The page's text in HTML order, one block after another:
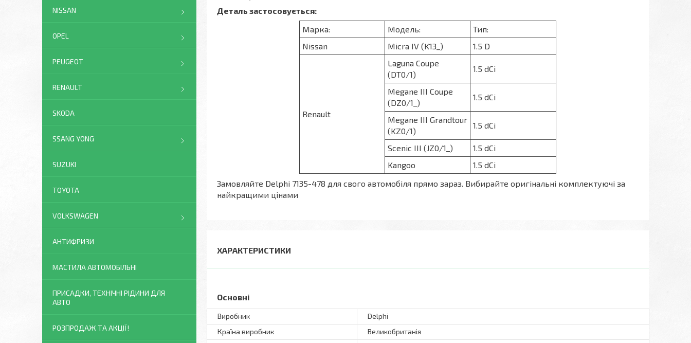
Деталь застосовується:
Марка:
Модель:
Тип:
Nissan
Micra IV (K13_) 1.5 D
Renault
Laguna Coupe
(DT0/1)
1.5 dCi
Megane III Coupe
(DZ0/1_)
1.5 dCi
Megane III Grandtour
(KZ0/1)
1.5 dCi
Scenic III (JZ0/1_)
1.5 dCi
Kangoo
1.5 dCi
Замовляйте Delphi 7135-478 для свого автомобіля прямо зараз. Вибирайте оригінальні комплектуючі за
найкращими цінами
ХАРАКТЕРИСТИКИ
Основні
Виробник
Delphi
Країна виробник
Великобританія
NISSAN
OPEL
PEUGEOT
RENAULT
SKODA
SSANG YONG
SUZUKI
TOYOTA
VOLKSWAGEN
АНТИФРИЗИ
МАСТИЛА АВТОМОБІЛЬНІ
ПРИСАДКИ, ТЕХНІЧНІ РІДИНИ ДЛЯ
АВТО
РОЗПРОДАЖ ТА АКЦІЇ!